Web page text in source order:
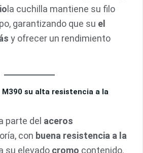
la cuchilla mantiene su filo
garantizando que su el
y ofrecer un rendimiento
M390 su alta resistencia a la
parte del aceros
con buena resistencia a la
su elevado cromo contenido.